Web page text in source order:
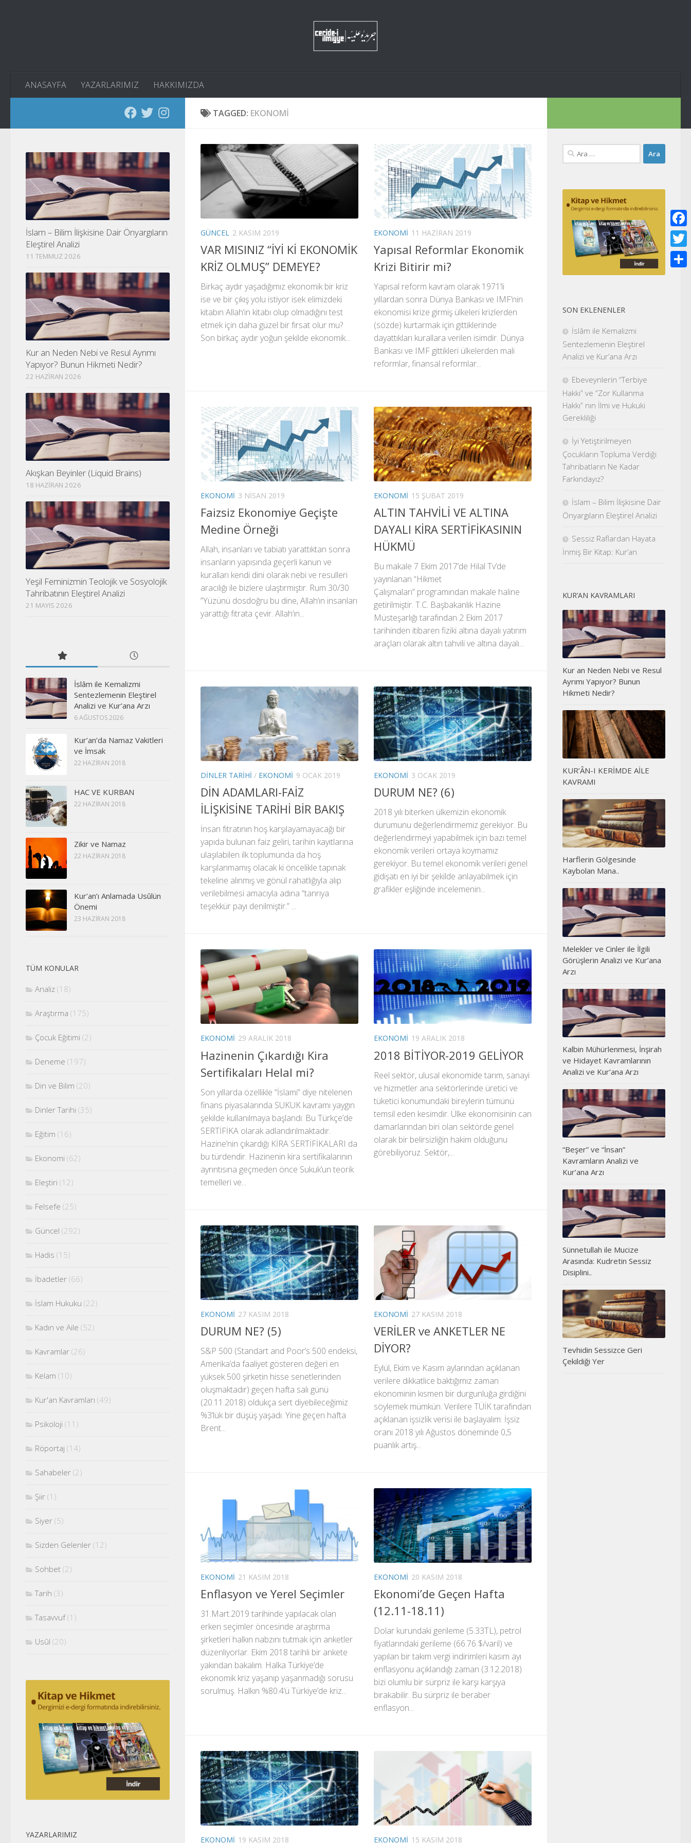
ANASAYFA YAZARLARIMIZ HAKKIMIZDA
TAGGED: EKONOMI
GÜNCEL 2 KASIM 2019
VAR MISINIZ “İYİ Kİ EKONOMİK
KRİZ OLMUŞ” DEMEYE?
Birkaç aydır yaşadığımız ekonomik bir kriz
ise ve bir çıkış yolu istiyor isek elimizdeki
kitabın Allah’ın kitabı olup olmadığını test
etmek için daha güzel bir fırsat olur mu?
Son birkaç aydır yoğun şekilde ekonomik...
EKONOMI 11 HAZIRAN 2019
Yapısal Reformlar Ekonomik
Krizi Bitirir mi?
Yapısal reform kavram olarak 1971’li
yıllardan sonra Dünya Bankası ve IMF’nin
ekonomisi krize girmiş ülkeleri krizlerden
(sözde) kurtarmak için gittiklerinde
dayattıkları kurallara verilen isimdir. Dünya
Bankası ve IMF gittikleri ülkelerden mali
reformlar, finansal reformlar...
EKONOMI 3 NISAN 2019
Faizsiz Ekonomiye Geçişte
Medine Örneği
Allah, insanları ve tabiatı yarattıktan sonra
insanların yapısında geçerli kanun ve
kuralları kendi dini olarak nebi ve resulleri
aracılığı ile bizlere ulaştırmıştır. Rum 30/30
”Yüzünü dosdoğru bu dine, Allah’ın insanları
yarattığı fıtrata çevir. Allah’ın...
EKONOMI 15 ŞUBAT 2019
ALTIN TAHVİLİ VE ALTINA
DAYALI KİRA SERTİFİKASININ
HÜKMÜ
Bu makale 7 Ekim 2017’de Hilal Tv’de
yayınlanan “Hikmet
Çalışmaları” programından makale haline
getirilmiştir. T.C. Başbakanlık Hazine
Müsteşarlığı tarafından 2 Ekim 2017
tarihinden itibaren fiziki altına dayalı yatırım
araçları olarak altın tahvili ve altına dayalı...
DINLER TARIHI / EKONOMI 9 OCAK 2019
DİN ADAMLARI-FAİZ
İLİŞKİSİNE TARİHİ BİR BAKIŞ
İnsan fıtratının hoş karşılayamayacağı bir
yapıda bulunan faiz geliri, tarihin kayıtlarına
ulaşılabilen ilk toplumunda da hoş
karşılanmamış olacak ki öncelikle tapınak
tekeline alınmış ve gönül rahatlığıyla alıp
verilebilmesi amacıyla adına “tanrıya
teşekkür payı denilmiştir.” ...
EKONOMI 3 OCAK 2019
DURUM NE? (6)
2018 yılı biterken ülkemizin ekonomik
durumunu değerlendirmemiz gerekiyor. Bu
değerlendirmeyi yapabilmek için bazı temel
ekonomik verileri ortaya koymamız
gerekiyor. Bu temel ekonomik verileri genel
gidişatı en iyi bir şekilde anlayabilmek için
grafikler eşliğinde incelemenin...
EKONOMI 29 ARALIK 2018
Hazinenin Çıkardığı Kira
Sertifikaları Helal mi?
Son yıllarda özellikle “İslami” diye nitelenen
finans piyasalarında SUKUK kavramı yaygın
şekilde kullanılmaya başlandı. Bu Türkçe’de
SERTİFİKA olarak adlandırılmaktadır.
Hazine’nin çıkardığı KİRA SERTİFİKALARI da
bu türdendir. Hazinenin kira sertifikalarının
ayrıntısına geçmeden önce Sukuk’un teorik
temelleri ve...
EKONOMI 19 ARALIK 2018
2018 BİTİYOR-2019 GELİYOR
Reel sektör, ulusal ekonomide tarım, sanayi
ve hizmetler ana sektörlerinde üretici ve
tüketici konumundaki bireylerin tümünü
temsil eden kesimdir. Ülke ekonomisinin can
damarlarından biri olan sektörde genel
olarak bir belirsizliğin hakim olduğunu
görebiliyoruz. Sektör,...
EKONOMI 27 KASIM 2018
DURUM NE? (5)
S&P 500 (Standart and Poor’s 500 endeksi,
Amerika’da faaliyet gösteren değeri en
yüksek 500 şirketin hisse senetlerinden
oluşmaktadır) geçen hafta salı günü
(20.11.2018) oldukça sert diyebileceğimiz
%3’lük bir düşüş yaşadı. Yine geçen hafta
Brent...
EKONOMI 27 KASIM 2018
VERİLER ve ANKETLER NE
DİYOR?
Eylül, Ekim ve Kasım aylarından açıklanan
verilere dikkatlice baktığımız zaman
ekonominin kısmen bir durgunluğa girdiğini
söylemek mümkün. Verilere TÜİK tarafından
açıklanan işsizlik verisi ile başlayalım: İşsiz
oranı 2018 yılı Ağustos döneminde 0,5
puanlık artış...
EKONOMI 21 KASIM 2018
Enflasyon ve Yerel Seçimler
31.Mart.2019 tarihinde yapılacak olan
erken seçimler öncesinde araştırma
şirketleri halkın nabzını tutmak için anketler
düzenliyorlar. Ekim 2018 tarihli bir ankete
yakından bakalım. Halka Türkiye’de
ekonomik kriz yaşanıp yaşanmadığı sorusu
sorulmuş. Halkın %80.4’ü Türkiye’de kriz...
EKONOMI 20 KASIM 2018
Ekonomi’de Geçen Hafta
(12.11-18.11)
Dolar kurundaki gerileme (5.33TL), petrol
fiyatlarındaki gerileme (66.76 $/varil) ve
yapılan bir takım vergi indirimleri kasım ayı
enflasyonu açıklandığı zaman (3.12.2018)
bizi olumlu bir sürpriz ile karşı karşıya
bırakabilir. Bu sürpriz ile beraber
enflasyon...
EKONOMI 19 KASIM 2018 EKONOMI 15 KASIM 2018
İslam – Bilim İlişkisine Dair Önyargıların
Eleştirel Analizi
11 TEMMUZ 2026
Kur an Neden Nebi ve Resul Ayrımı
Yapıyor? Bunun Hikmeti Nedir?
22 HAZIRAN 2026
Akışkan Beyinler (Liquid Brains)
18 HAZIRAN 2026
Yeşil Feminizmin Teolojik ve Sosyolojik
Tahribatının Eleştirel Analizi
21 MAYIS 2026
İslâm ile Kemalizmi
Sentezlemenin Eleştirel
Analizi ve Kur’ana Arzı
6 AĞUSTOS 2026
Kur’an’da Namaz Vakitleri
ve İmsak
22 HAZIRAN 2018
HAC VE KURBAN
22 HAZIRAN 2018
Zikir ve Namaz
22 HAZIRAN 2018
Kur’an’ı Anlamada Usûlün
Önemi
23 HAZIRAN 2018
TÜM KONULAR
Analiz (18)
Araştırma (175)
Çocuk Eğitimi (2)
Deneme (197)
Din ve Bilim (20)
Dinler Tarihi (35)
Eğitim (16)
Ekonomi (62)
Eleştiri (12)
Felsefe (25)
Güncel (292)
Hadis (15)
İbadetler (66)
İslam Hukuku (22)
Kadın ve Aile (52)
Kavramlar (26)
Kelam (10)
Kur'an Kavramları (49)
Psikoloji (11)
Röportaj (14)
Sahabeler (2)
Şiir (1)
Siyer (5)
Sizden Gelenler (12)
Sohbet (2)
Tarih (3)
Tasavvuf(1)
Usûl (20)
YAZARLARIMIZ
Arama:
SON EKLENENLER
İslâm ile Kemalizmi
Sentezlemenin Eleştirel
Analizi ve Kur’ana Arzı
Ebeveynlerin “Terbiye
Hakkı” ve “Zor Kullanma
Hakkı” nın İlmi ve Hukuki
Gerekliliği
İyi Yetiştirilmeyen
Çocukların Topluma Verdiği
Tahribatların Ne Kadar
Farkındayız?
İslam – Bilim İlişkisine Dair
Önyargıların Eleştirel Analizi
Sessiz Raflardan Hayata
İnmiş Bir Kitap: Kur’an
KUR’AN KAVRAMLARI
Kur an Neden Nebi ve Resul
Ayrımı Yapıyor? Bunun
Hikmeti Nedir?
KUR’ÂN-I KERİMDE AİLE
KAVRAMI
Harflerin Gölgesinde
Kaybolan Mana..
Melekler ve Cinler ile İlgili
Görüşlerin Analizi ve Kur’ana
Arzı
Kalbin Mühürlenmesi, İnşirah
ve Hidayet Kavramlarının
Analizi ve Kur’ana Arzı
“Beşer” ve “İnsan”
Kavramların Analizi ve
Kur’ana Arzı
Sünnetullah ile Mucize
Arasında: Kudretin Sessiz
Disiplini..
Tevhidin Sessizce Geri
Çekildiği Yer